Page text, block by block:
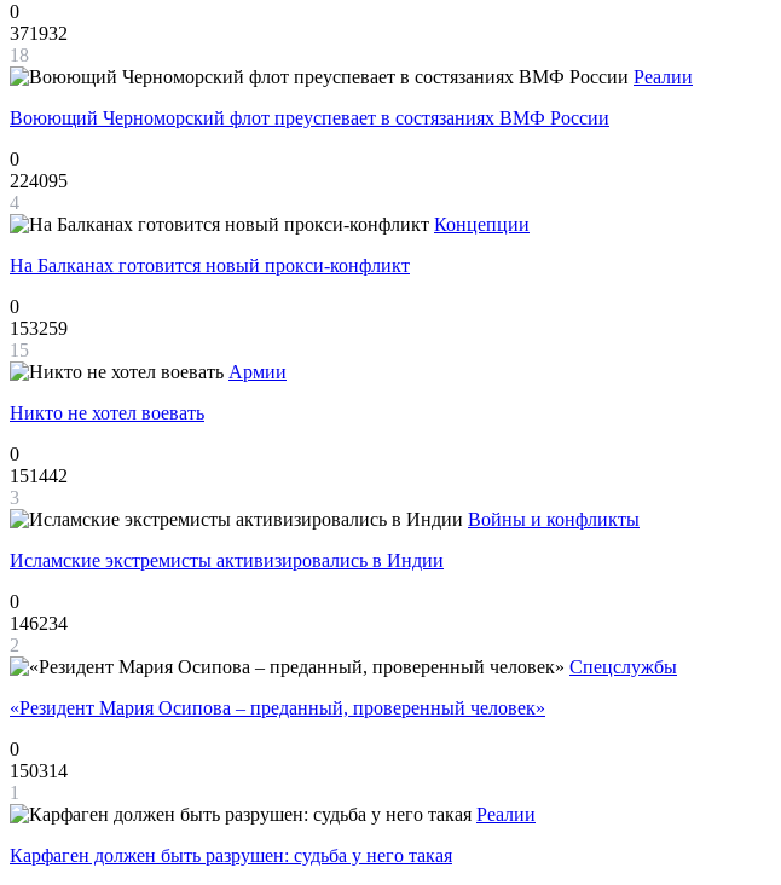
0
371932
18
Реалии
Воюющий Черноморский флот преуспевает в состязаниях ВМФ России
0
224095
4
Концепции
На Балканах готовится новый прокси-конфликт
0
153259
15
Армии
Никто не хотел воевать
0
151442
3
Войны и конфликты
Исламские экстремисты активизировались в Индии
0
146234
2
Спецслужбы
«Резидент Мария Осипова – преданный, проверенный человек»
0
150314
1
Реалии
Карфаген должен быть разрушен: судьба у него такая